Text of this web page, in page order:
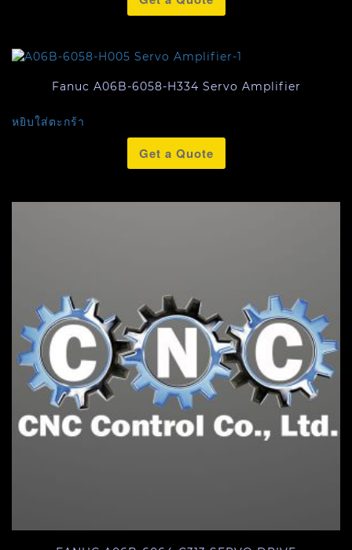
Fanuc A06B-6058-H334 Servo Amplifier
หยิบใส่ตะกร้า
Get a Quote